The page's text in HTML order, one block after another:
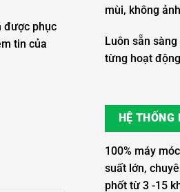
được phục
tin của
mùi, không
Luôn sẵn
từng hoạt
HỆ
100% máy
suất lớn,
phốt từ 3 -15